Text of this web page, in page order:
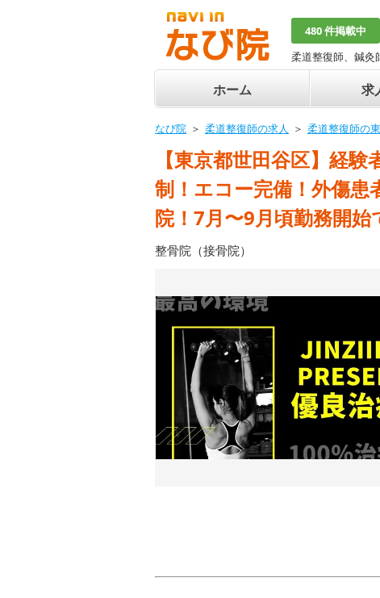
480 件掲載中
柔道整復師、鍼灸
ホーム 求
なび院 柔道整復師の求人 柔道整復師の
【東京都世田谷区】経
制！エコー完備！外傷患
院！7月〜9月頃勤務開始
整骨院（接骨院）